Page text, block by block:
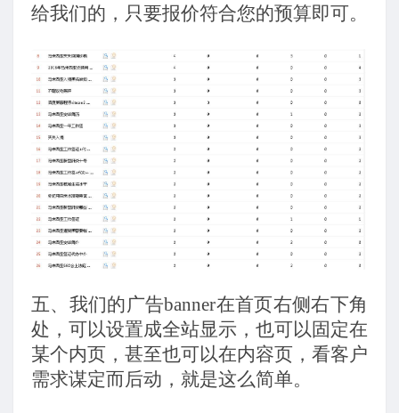
给我们的，只要报价符合您的预算即可。
五、 我们的广告banner在首页右侧右下角
处，可以设置成全站显示，也可以固定在
某个内页，甚至也可以在内容页，看客户
需求谋定而后动，就是这么简单。